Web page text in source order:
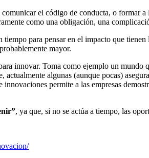
el código de conducta, o formar
como una obligación, una
para pensar en el impacto que
mayor.
innovar. Toma como ejemplo un
algunas (aunque pocas)
permite a las empresas
, ya que, si no se actúa a tiempo, las